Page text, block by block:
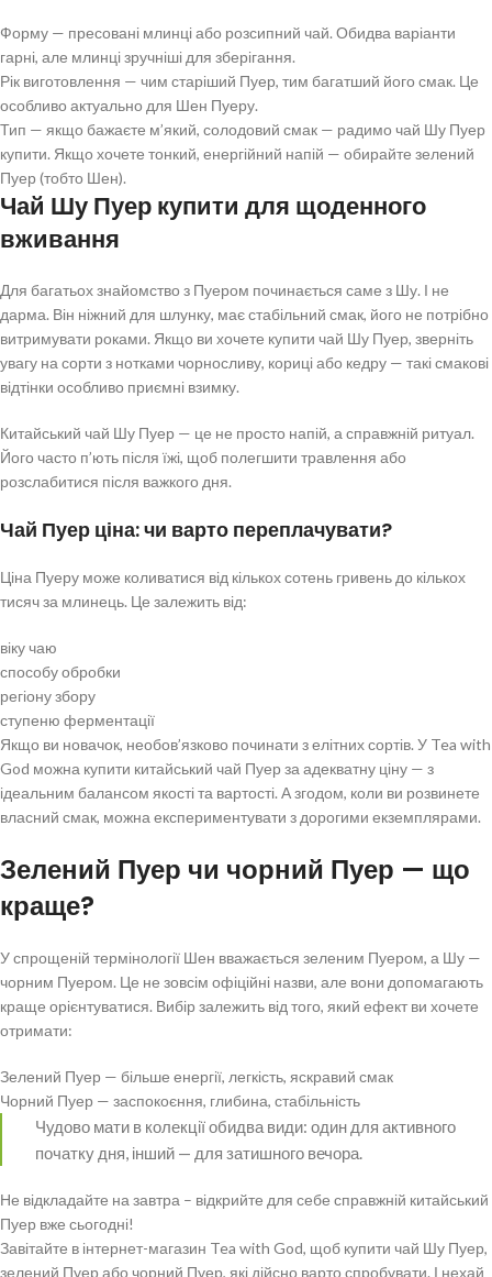
Форму — пресовані млинці або розсипний чай. Обидва варіанти
гарні, але млинці зручніші для зберігання.
Рік виготовлення — чим старіший Пуер, тим багатший його смак. Це
особливо актуально для Шен Пуеру.
Тип — якщо бажаєте м’який, солодовий смак — радимо чай Шу Пуер
купити. Якщо хочете тонкий, енергійний напій — обирайте зелений
Пуер (тобто Шен).
Чай Шу Пуер купити для щоденного
вживання
Для багатьох знайомство з Пуером починається саме з Шу. І не
дарма. Він ніжний для шлунку, має стабільний смак, його не потрібно
витримувати роками. Якщо ви хочете купити чай Шу Пуер, зверніть
увагу на сорти з нотками чорносливу, кориці або кедру — такі смакові
відтінки особливо приємні взимку.
Китайський чай Шу Пуер — це не просто напій, а справжній ритуал.
Його часто п’ють після їжі, щоб полегшити травлення або
розслабитися після важкого дня.
Чай Пуер ціна: чи варто переплачувати?
Ціна Пуеру може коливатися від кількох сотень гривень до кількох
тисяч за млинець. Це залежить від:
віку чаю
способу обробки
регіону збору
ступеню ферментації
Якщо ви новачок, необов’язково починати з елітних сортів. У Tea with
God можна купити китайський чай Пуер за адекватну ціну — з
ідеальним балансом якості та вартості. А згодом, коли ви розвинете
власний смак, можна експериментувати з дорогими екземплярами.
Зелений Пуер чи чорний Пуер — що
краще?
У спрощеній термінології Шен вважається зеленим Пуером, а Шу —
чорним Пуером. Це не зовсім офіційні назви, але вони допомагають
краще орієнтуватися. Вибір залежить від того, який ефект ви хочете
отримати:
Зелений Пуер — більше енергії, легкість, яскравий смак
Чорний Пуер — заспокоєння, глибина, стабільність
Чудово мати в колекції обидва види: один для активного
початку дня, інший — для затишного вечора.
Не відкладайте на завтра – відкрийте для себе справжній китайський
Пуер вже сьогодні!
Завітайте в інтернет-магазин Tea with God, щоб купити чай Шу Пуер,
зелений Пуер або чорний Пуер, які дійсно варто спробувати. І нехай